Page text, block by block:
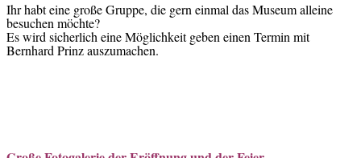
Ihr habt eine große Gruppe, die gern einmal das Museum alleine
besuchen möchte?
Es wird sicherlich eine Möglichkeit geben einen Termin mit
Bernhard Prinz auszumachen.